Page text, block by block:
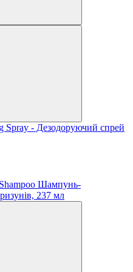
Spray - Дезодоруючий спрей